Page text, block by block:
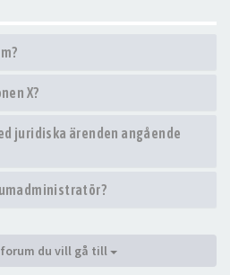
X?
juridiska ärenden angående
du vill gå till